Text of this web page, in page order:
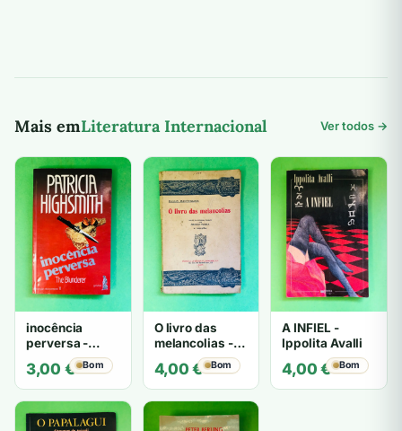
Mais emLiteratura Internacional Ver todos →
inocência
perversa -
PATRICIA
HIGHSMITH
3,00 € Bom
O livro das
melancolias -
Mantegazza
4,00€ Bom
A INFIEL -
Ippolita Avalli
4,00€ Bom